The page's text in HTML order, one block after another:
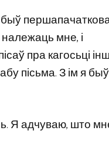
быў
мне, і
пра кагосьці
пісьма. З ім я быў
Я адчуваю, што